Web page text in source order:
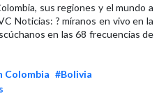
sus regiones y el mundo a
Noticias: ? míranos en vivo en la
en las 68 frecuencias de
Colombia #Bolivia